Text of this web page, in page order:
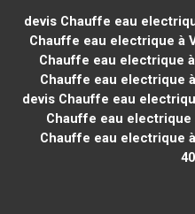
devis Chauffe eau
Chauffe eau electrique à
Chauffe eau electrique
Chauffe eau electrique
devis Chauffe eau
Chauffe eau electrique
Chauffe eau electrique